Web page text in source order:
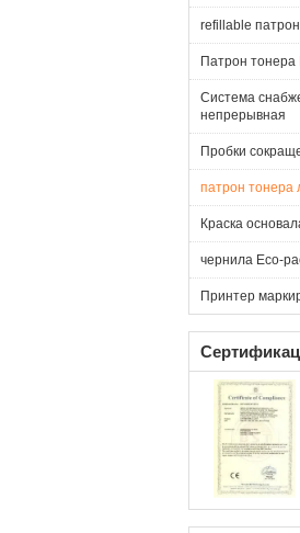
refillable
Патрон тонера
Система
непрерывная
Пробки
патрон тонера
Краска
чернила Eco-
Принтер